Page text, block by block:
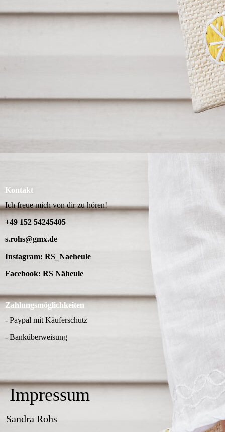
Kontakt
Ich freue mich von dir zu hören!
+49 152 54245405
s.rohs@gmx.de
Instagram: RS_Naeheule
Facebook: RS Näheule
Zahlungsmöglichkeiten
- Paypal mit Käuferschutz
- Banküberweisung
Impressum
Sandra Rohs